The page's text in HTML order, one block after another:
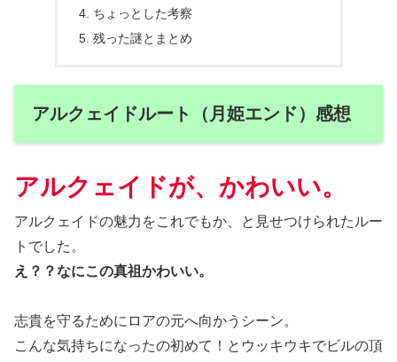
ちょっとした考察
残った謎とまとめ
アルクェイドルート（月姫エンド）感想
アルクェイドが、かわいい。
アルクェイドの魅力をこれでもか、と見せつけられたルー
トでした。
え？？なにこの真祖かわいい。
志貴を守るためにロアの元へ向かうシーン。
こんな気持ちになったの初めて！とウッキウキでビルの頂